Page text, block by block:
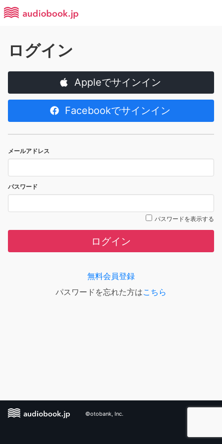
ログイン
Appleでサインイン
Facebookでサインイン
メールアドレス
パスワード
パスワードを表示する
ログイン
無料会員登録
パスワードを忘れた方はこちら
©otobank, Inc.